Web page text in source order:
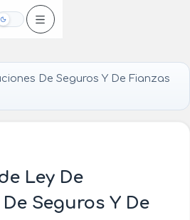
Oscuro
De Seguros Y De Fianzas
Ley De
Seguros Y De